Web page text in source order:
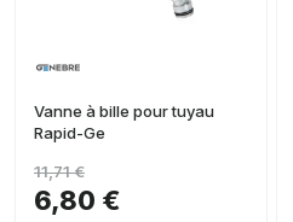
Vanne à bille pour tuyau
Rapid-Ge
6,80 €
11,71 €